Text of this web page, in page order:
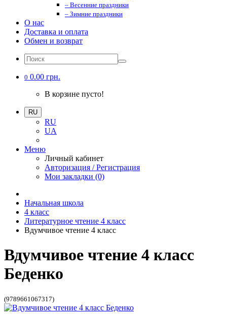
– Весенние праздники
– Зимние праздники
О нас
Доставка и оплата
Обмен и возврат
0 0.00 грн.
В корзине пусто!
RU
RU
UA
Меню
Личный кабинет
Авторизация / Регистрация
Мои закладки (0)
Начальная школа
4 класс
Литературное чтение 4 класс
Вдумчивое чтение 4 класс
Вдумчивое чтение 4 класс
Беденко
(9789661067317)